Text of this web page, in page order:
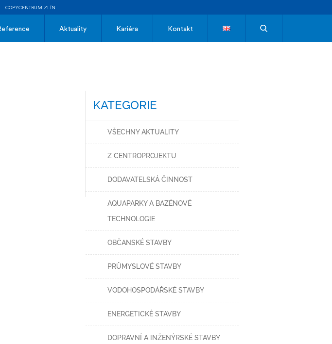
COPYCENTRUM ZLÍN
Aktuality Kariéra Kontakt
KATEGORIE
VŠECHNY AKTUALITY
Z CENTROPROJEKTU
DODAVATELSKÁ ČINNOST
AQUAPARKY A BAZÉNOVÉ
TECHNOLOGIE
OBČANSKÉ STAVBY
PRŮMYSLOVÉ STAVBY
VODOHOSPODÁŘSKÉ STAVBY
ENERGETICKÉ STAVBY
DOPRAVNÍ A INŽENÝRSKÉ STAVBY